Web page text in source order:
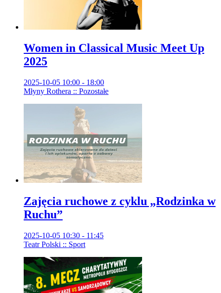
Women in Classical Music Meet Up
2025
2025-10-05 10:00 - 18:00
Młyny Rothera :: Pozostałe
Zajęcia ruchowe z cyklu „Rodzinka w
Ruchu”
2025-10-05 10:30 - 11:45
Teatr Polski :: Sport